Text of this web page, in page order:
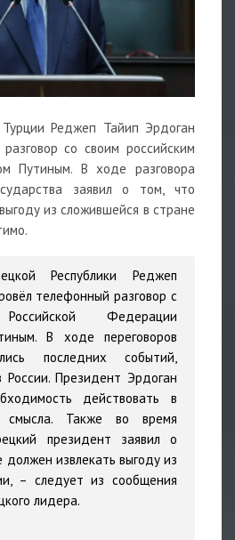
Реджеп Тайип Эрдоган
со своим российским
Путиным. В ходе разговора
заявил о том, что
из сложившейся в стране
Республики Реджеп
телефонный разговор с
Федерации
В ходе переговоров
последних событий,
Президент Эрдоган
действовать в
смысла. Также во время
президент заявил о
должен извлекать выгоду из
– следует из сообщения
лидера.